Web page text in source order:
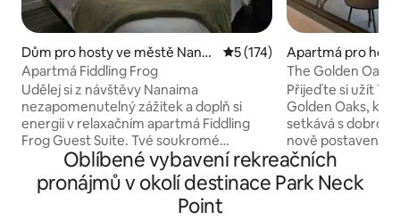
Dům pro hosty ve městě Nanai
mo
Průměrné hodnocení 5 z 5,
5 (174)
Apartmá Fiddling Frog
Udělej si z návštěvy Nanaima
nezapomenutelný zážitek a doplň si
energii v relaxačním apartmá Fiddling
Frog Guest Suite. Tvé soukromé
ubytování, které se nachází mezi
uklidňujícími okraji údolí Linley Valley
a krásnou rozlohou Georgijského
průlivu, je ideální místo pro útulný pobyt
Apartmá pro
ě Nanaimo
The Golden Oak
Přijeďte si užít
Golden Oaks,
setkává s
nově postavený
lesem Linley
jezdit na kole a
stezkách. Jsme
Oblíbené vybavení rekreačních
pronájmů v okolí destinace Park Neck
Point